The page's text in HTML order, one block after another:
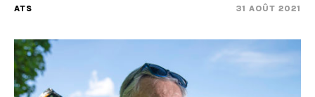
ATS 31 AOÛT 2021